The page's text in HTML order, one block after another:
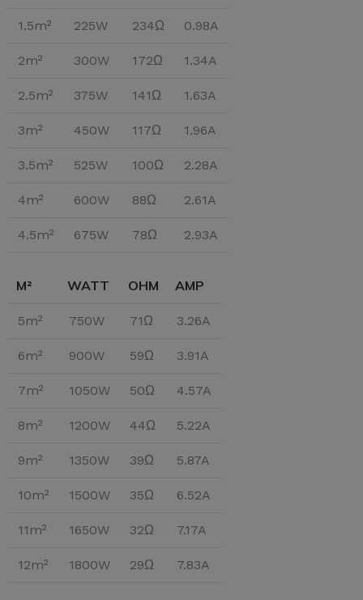
1.5m² 225W 234Ω 0.98A
2m² 300W 172Ω 1.34A
2.5m² 375W 141Ω 1.63A
3m² 450W 117Ω 1.96A
3.5m² 525W 100Ω 2.28A
4m² 600W 88Ω 2.61A
4.5m² 675W 78Ω 2.93A
M² WATT OHM AMP
5m² 750W 71Ω 3.26A
6m² 900W 59Ω 3.91A
7m² 1050W 50Ω 4.57A
8m² 1200W 44Ω 5.22A
9m² 1350W 39Ω 5.87A
10m² 1500W 35Ω 6.52A
11m² 1650W 32Ω 7.17A
12m² 1800W 29Ω 7.83A